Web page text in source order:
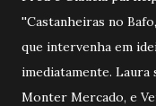
''Castanheiras no
que intervenha em
imediatamente. Laura
Monter Mercado, e